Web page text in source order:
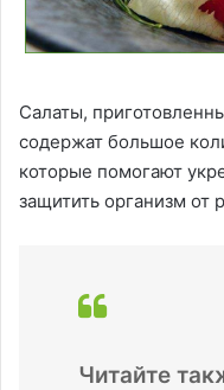
Салаты,
содержат большое
которые помогают
защитить организм от
Читайте